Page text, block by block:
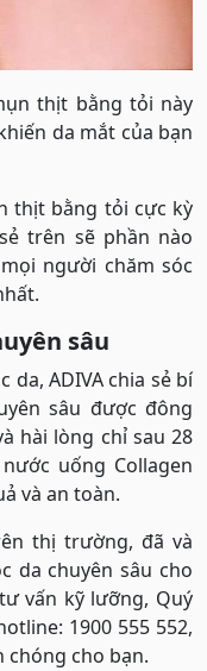
thịt bằng tỏi này
da mắt của bạn
thịt bằng tỏi cực kỳ
trên sẽ phần nào
người chăm sóc
sâu
da, ADIVA chia sẻ bí
sâu được đông
hài lòng chỉ sau 28
uống Collagen
và an toàn.
thị trường, đã và
da chuyên sâu cho
vấn kỹ lưỡng, Quý
1900 555 552,
chóng cho bạn.